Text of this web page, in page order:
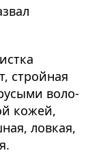
строй­ная
воло­
кожей,
лов­кая,